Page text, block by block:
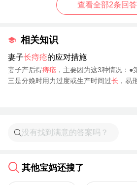
查看全部2条回答
相关知识
妻子长痔疮的应对措施
妻子产后得痔疮 ，主要因为这3种情况：
三是分娩时用力过度或生产时间过长 ，易
其他宝妈还搜了